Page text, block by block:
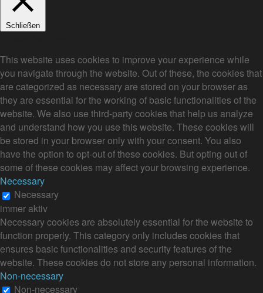
Schließen
This website uses cookies to improve your experience while
you navigate through the website. Out of these, the cookies that
are categorized as necessary are stored on your browser as
they are essential for the working of basic functionalities of the
website. We also use third-party cookies that help us analyze
and understand how you use this website. These cookies will
be stored in your browser only with your consent. You also
have the option to opt-out of these cookies. But opting out of
some of these cookies may affect your browsing experience.
Necessary
Necessary
immer aktiv
Necessary cookies are absolutely essential for the website to
function properly. This category only includes cookies that
ensures basic functionalities and security features of the
website. These cookies do not store any personal information.
Non-necessary
Non-necessary